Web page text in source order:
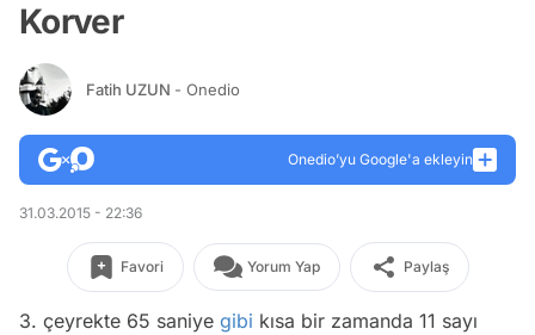
Korver
Fatih UZUN - Onedio
Onedio’yu Google'a ekleyin
31.03.2015 - 22:36
Favori Yorum Yap Paylaş
3. çeyrekte 65 saniye gibi kısa bir zamanda 11 sayı